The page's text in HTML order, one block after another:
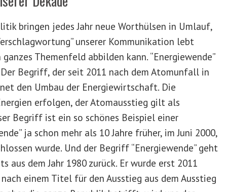
bringen jedes Jahr neue Worthülsen in Umlauf,
unserer Kommunikation lebt
Themenfeld abbilden kann. “Energiewende”
Begriff, der seit 2011 nach dem Atomunfall in
den Umbau der Energiewirtschaft. Die
erfolgen, der Atomausstieg gilt als
Begriff ist ein so schönes Beispiel einer
ja schon mehr als 10 Jahre früher, im Juni 2000,
wurde. Und der Begriff “Energiewende” geht
dem Jahr 1980 zurück. Er wurde erst 2011
einem Titel für den Ausstieg aus dem Ausstieg